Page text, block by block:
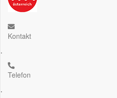
Kontakt
.
Telefon
.